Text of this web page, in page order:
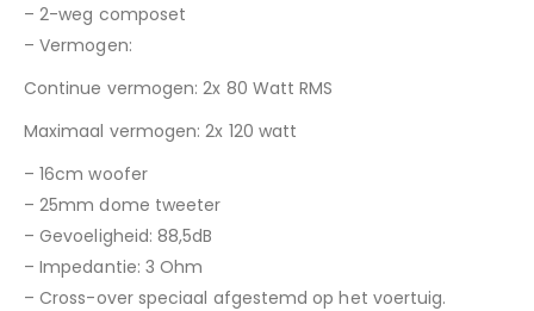
– 2-weg composet
– Vermogen:
Continue vermogen: 2x 80 Watt RMS
Maximaal vermogen: 2x 120 watt
– 16cm woofer
– 25mm dome tweeter
– Gevoeligheid: 88,5dB
– Impedantie: 3 Ohm
– Cross-over speciaal afgestemd op het voertuig.